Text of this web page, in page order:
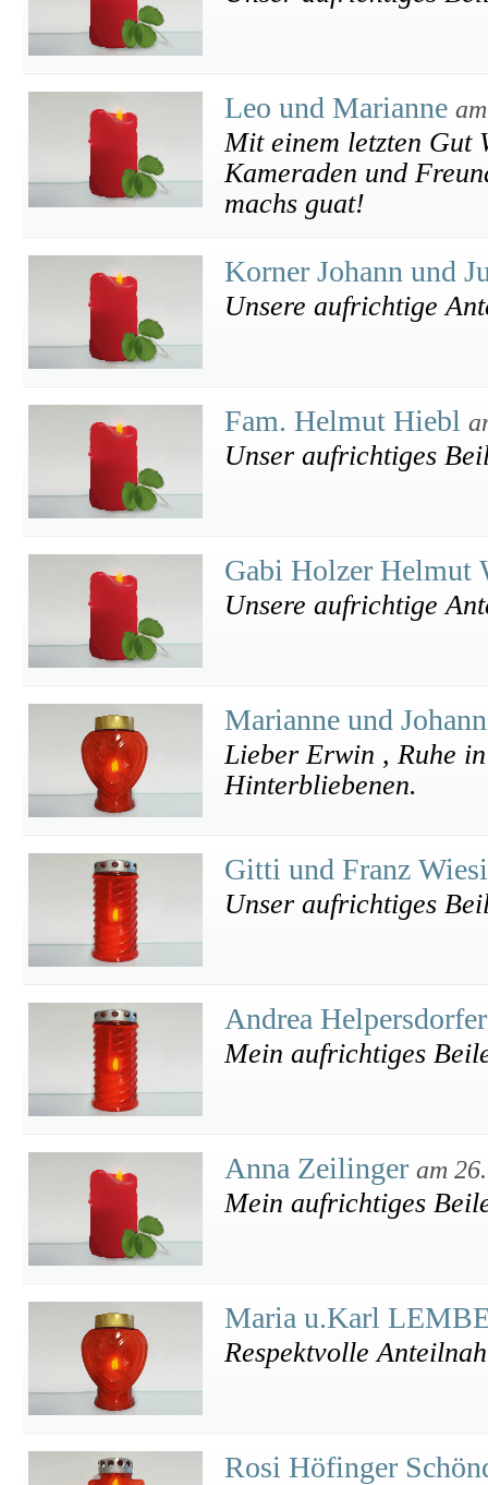
Leo und Marianne
Mit einem letzten Gut
Kameraden und
machs guat!
Korner Johann und
Unsere aufrichtige
Fam. Helmut Hiebl
Unser aufrichtiges
Gabi Holzer Helmut
Unsere aufrichtige
Marianne und
Lieber Erwin , Ruhe
Hinterbliebenen.
Gitti und Franz
Unser aufrichtiges
Andrea
Mein aufrichtiges
Anna Zeilinger am
Mein aufrichtiges
Maria u.Karl
Respektvolle
Rosi Höfinger